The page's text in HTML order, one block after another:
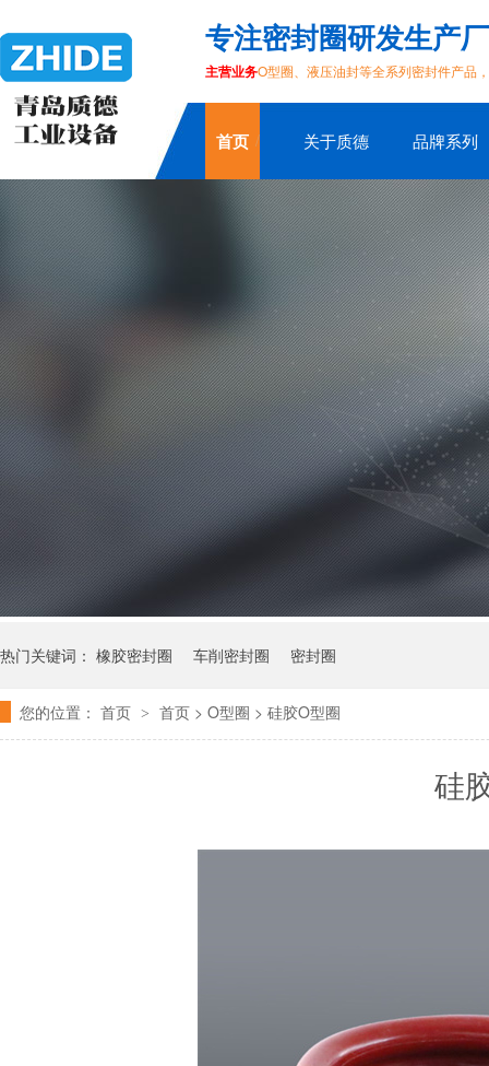
专注密封圈研发生产
主营业务O型圈、液压油封等全系列密封件产品
首页 关于质德 品牌系列
热门关键词： 橡胶密封圈 车削密封圈 密封圈
您的位置： 首页 > 首页 > O型圈 > 硅胶O型圈
硅